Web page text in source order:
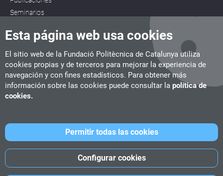
Esta página web usa cookies
El sitio web de la Fundació Politècnica de Catalunya utiliza
cookies propias y de terceros para mejorar la experiencia de
navegación y con fines estadísticos. Para obtener más
información sobre las cookies puede consultar la política de
cookies.
Configurar cookies
Permitir todas las cookies
Seminarios
CITM
C/ de la Igualtat, 33, 08222 Terrassa
UPC School
©Fundació Politècnica de Catalunya-Avíso legal-Política de